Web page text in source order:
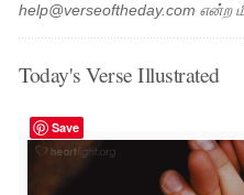
help@verseoftheday.com என்ற
Today's Verse Illustrated
Save